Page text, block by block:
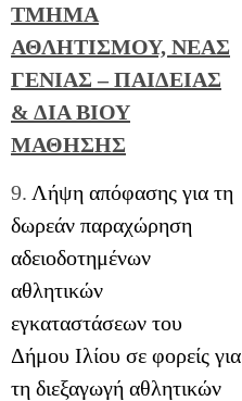
ΤΜΗΜΑ
ΑΘΛΗΤΙΣΜΟΥ, ΝΕΑΣ
ΓΕΝΙΑΣ – ΠΑΙΔΕΙΑΣ
& ΔΙΑ ΒΙΟΥ
ΜΑΘΗΣΗΣ
9. Λήψη απόφασης για τη
δωρεάν παραχώρηση
αδειοδοτημένων
αθλητικών
εγκαταστάσεων του
Δήμου Ιλίου σε φορείς για
τη διεξαγωγή αθλητικών